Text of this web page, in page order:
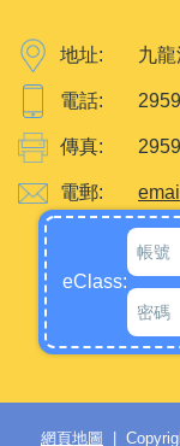
地址: 九
電話:
傳真:
電郵:
eClass:
網頁地圖 |